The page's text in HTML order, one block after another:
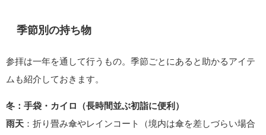
季節別の持ち物
参拝は一年を通して行うもの。季節ごとにあると助かるアイテ
ムも紹介しておきます。
冬：手袋・カイロ（長時間並ぶ初詣に便利）
雨天 ：折り畳み傘やレインコート（境内は傘を差しづらい場合